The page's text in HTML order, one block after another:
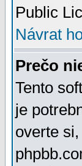
Public
Návrat
Prečo
Tento
je
overte